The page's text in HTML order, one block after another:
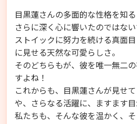
目黒蓮さんの多面的な性格を知
さらに深く心に響いたのではな
ストイックに努力を続ける真面
に見せる天然な可愛らしさ。
そのどちらもが、彼を唯一無二
すよね！
これからも、目黒蓮さんが見せ
や、さらなる活躍に、ますます
私たちも、そんな彼を温かく、